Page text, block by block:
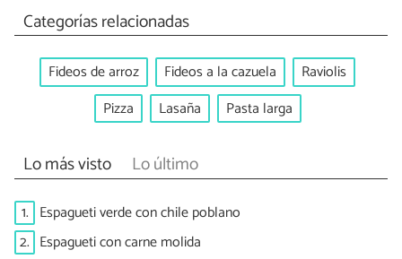
Categorías relacionadas
Fideos de arroz Fideos a la cazuela
Raviolis
Pizza
Lasaña Pasta larga
Lo más visto Lo último
1. Espagueti verde con chile poblano
2. Espagueti con carne molida